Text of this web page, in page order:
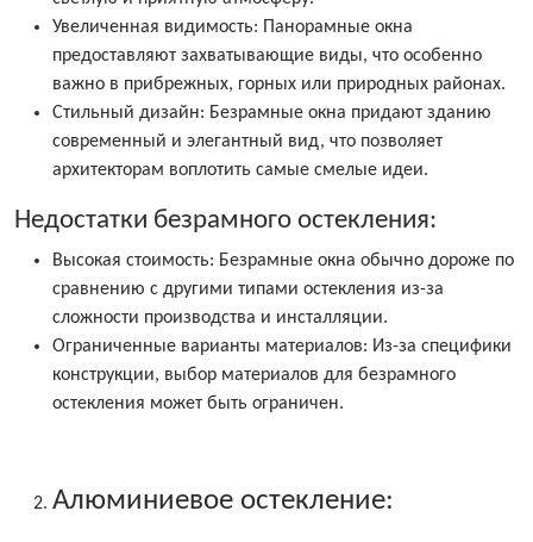
Увеличенная видимость: Панорамные окна
предоставляют захватывающие виды, что особенно
важно в прибрежных, горных или природных районах.
Стильный дизайн: Безрамные окна придают зданию
современный и элегантный вид, что позволяет
архитекторам воплотить самые смелые идеи.
Недостатки безрамного остекления:
Высокая стоимость: Безрамные окна обычно дороже по
сравнению с другими типами остекления из-за
сложности производства и инсталляции.
Ограниченные варианты материалов: Из-за специфики
конструкции, выбор материалов для безрамного
остекления может быть ограничен.
Алюминиевое остекление: